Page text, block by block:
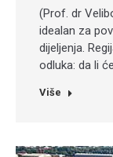
(Prof. dr
idealan za
dijeljenja.
odluka: da li
Više